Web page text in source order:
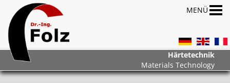
Härtetechnik
Materials Technology